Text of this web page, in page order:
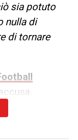
sia potuto
nulla di
di tornare
è stato